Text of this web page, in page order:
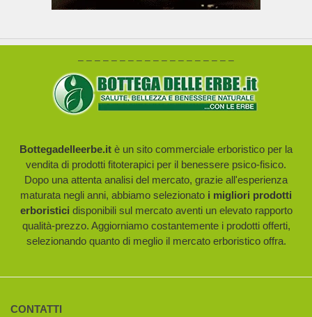
– – – – – – – – – – – – – – – – – – –
Bottegadelleerbe.it è un sito commerciale erboristico per la
vendita di prodotti fitoterapici per il benessere psico-fisico.
Dopo una attenta analisi del mercato, grazie all'esperienza
maturata negli anni, abbiamo selezionato i migliori prodotti
erboristici disponibili sul mercato aventi un elevato rapporto
qualità-prezzo. Aggiorniamo costantemente i prodotti offerti,
selezionando quanto di meglio il mercato erboristico offra.
CONTATTI